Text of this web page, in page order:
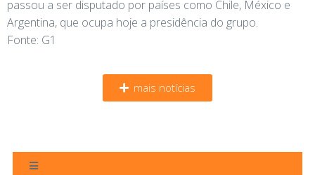
passou a ser disputado por países como Chile, México e
Argentina, que ocupa hoje a presidência do grupo.
Fonte: G1
mais notícias